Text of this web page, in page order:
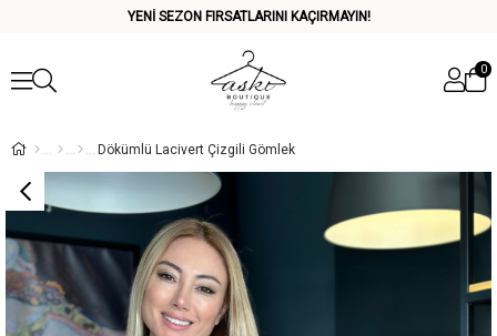
YENİ SEZON FIRSATLARINI KAÇIRMAYIN!
0
Dökümlü Lacivert Çizgili Gömlek